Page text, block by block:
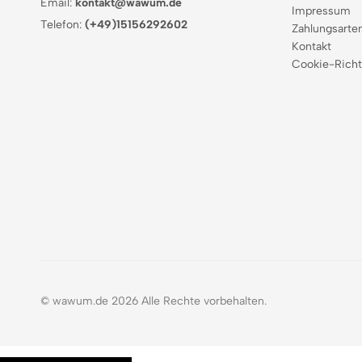
Email: kontakt@wawum.de
Telefon: (+49)15156292602
Impressum
Kontakt
Cookie-
© wawum.de 2026 Alle Rechte vorbehalten.